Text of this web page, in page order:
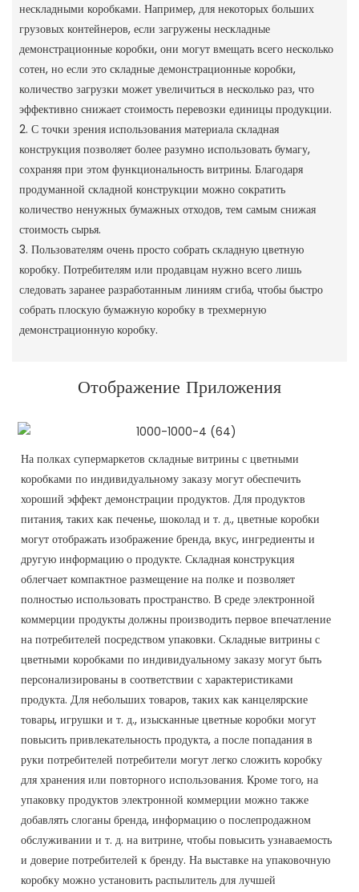
нескладными коробками. Например, для некоторых больших
грузовых контейнеров, если загружены нескладные
демонстрационные коробки, они могут вмещать всего несколько
сотен, но если это складные демонстрационные коробки,
количество загрузки может увеличиться в несколько раз, что
эффективно снижает стоимость перевозки единицы продукции.
2. С точки зрения использования материала складная
конструкция позволяет более разумно использовать бумагу,
сохраняя при этом функциональность витрины. Благодаря
продуманной складной конструкции можно сократить
количество ненужных бумажных отходов, тем самым снижая
стоимость сырья.
3. Пользователям очень просто собрать складную цветную
коробку. Потребителям или продавцам нужно всего лишь
следовать заранее разработанным линиям сгиба, чтобы быстро
собрать плоскую бумажную коробку в трехмерную
демонстрационную коробку.
Отображение Приложения
На полках супермаркетов складные витрины с цветными
коробками по индивидуальному заказу могут обеспечить
хороший эффект демонстрации продуктов. Для продуктов
питания, таких как печенье, шоколад и т. д., цветные коробки
могут отображать изображение бренда, вкус, ингредиенты и
другую информацию о продукте. Складная конструкция
облегчает компактное размещение на полке и позволяет
полностью использовать пространство. В среде электронной
коммерции продукты должны производить первое впечатление
на потребителей посредством упаковки. Складные витрины с
цветными коробками по индивидуальному заказу могут быть
персонализированы в соответствии с характеристиками
продукта. Для небольших товаров, таких как канцелярские
товары, игрушки и т. д., изысканные цветные коробки могут
повысить привлекательность продукта, а после попадания в
руки потребителей потребители могут легко сложить коробку
для хранения или повторного использования. Кроме того, на
упаковку продуктов электронной коммерции можно также
добавлять слоганы бренда, информацию о послепродажном
обслуживании и т. д. на витрине, чтобы повысить узнаваемость
и доверие потребителей к бренду. На выставке на упаковочную
коробку можно установить распылитель для лучшей